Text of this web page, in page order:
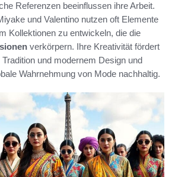
Referenzen beeinflussen ihre Arbeit.
und Valentino nutzen oft Elemente
Kollektionen zu entwickeln, die die
verkörpern. Ihre Kreativität fördert
und modernem Design und
Wahrnehmung von Mode nachhaltig.